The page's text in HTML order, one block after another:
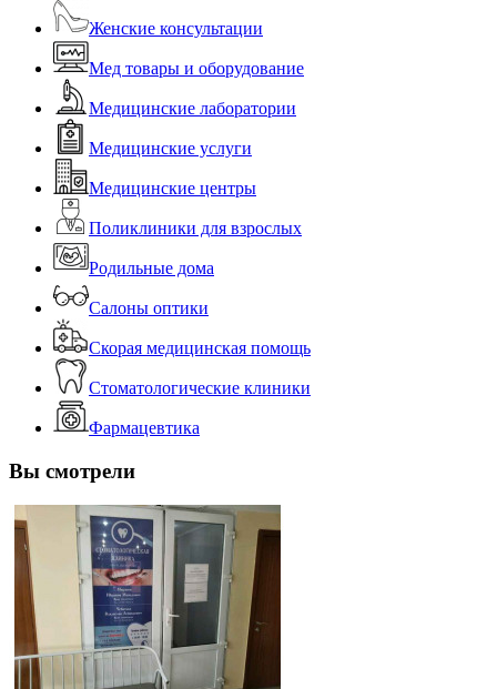
Женские консультации
Мед товары и оборудование
Медицинские лаборатории
Медицинские услуги
Медицинские центры
Поликлиники для взрослых
Родильные дома
Салоны оптики
Скорая медицинская помощь
Стоматологические клиники
Фармацевтика
Вы смотрели